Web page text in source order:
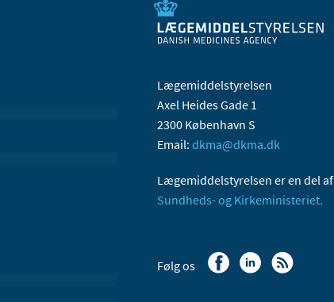
Lægemiddelstyrelsen
Axel Heides Gade 1
2300 København S
Email: dkma@dkma.dk
Lægemiddelstyrelsen er en del af
Sundheds- og Kirkeministeriet.
Følg os